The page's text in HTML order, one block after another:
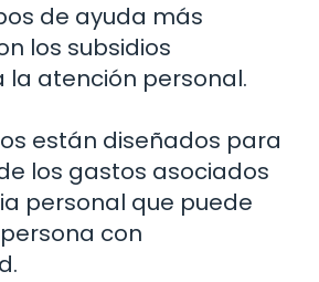
de ayuda más
los subsidios
la atención personal.
están diseñados para
los gastos asociados
personal que puede
con